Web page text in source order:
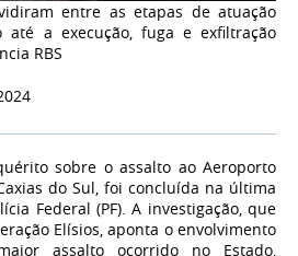
entre as etapas de atuação
até a execução, fuga e exfiltração
RBS
sobre o assalto ao Aeroporto
do Sul, foi concluída na última
Federal (PF). A investigação, que
Elísios, aponta o envolvimento
assalto ocorrido no Estado,